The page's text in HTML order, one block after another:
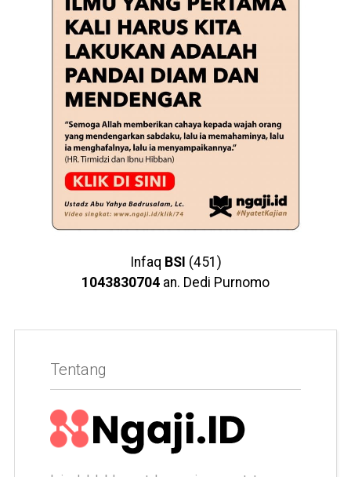
Infaq BSI (451)
1043830704 an. Dedi Purnomo
Tentang